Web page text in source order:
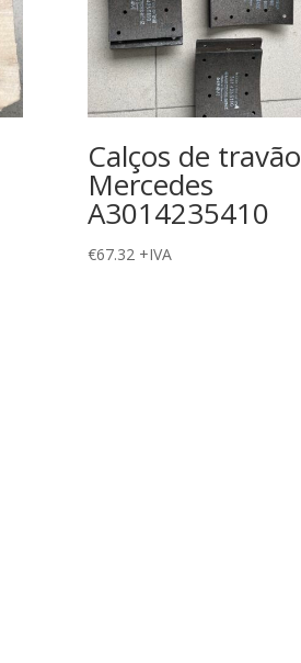
Calços de travão
Mercedes
A3014235410
€67.32 +IVA